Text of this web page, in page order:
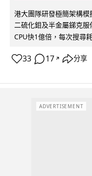
港大團隊研發極簡架構
二硫化鉬及半金屬銻克
CPU快1億倍，每次搜尋
33 17 ↗ 分享
ADVERTISEMENT